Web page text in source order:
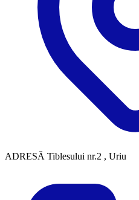
ADRESĂ Tiblesului nr.2 , Uriu